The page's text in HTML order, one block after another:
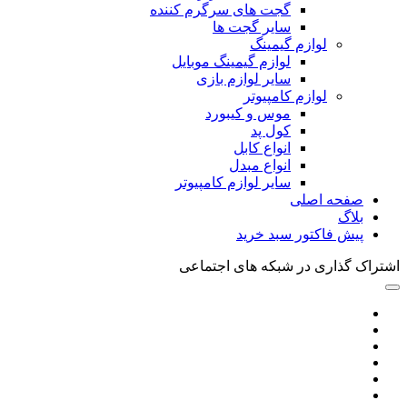
گجت های سرگرم کننده
سایر گجت ها
لوازم گیمینگ
لوازم گیمینگ موبایل
سایر لوازم بازی
لوازم کامپیوتر
موس و کیبورد
کول پد
انواع کابل
انواع مبدل
سایر لوازم کامپیوتر
صفحه اصلی
بلاگ
پیش فاکتور سبد خرید
اشتراک گذاری در شبکه های اجتماعی